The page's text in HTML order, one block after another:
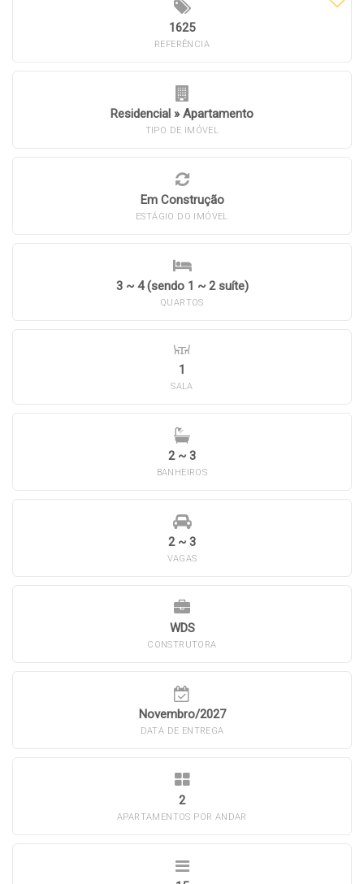
1625
REFERÊNCIA
Residencial » Apartamento
TIPO DE IMÓVEL
Em Construção
ESTÁGIO DO IMÓVEL
3 ~ 4 (sendo 1 ~ 2 suíte)
QUARTOS
1
SALA
2 ~ 3
BANHEIROS
2 ~ 3
VAGAS
WDS
CONSTRUTORA
Novembro/2027
DATA DE ENTREGA
2
APARTAMENTOS POR ANDAR